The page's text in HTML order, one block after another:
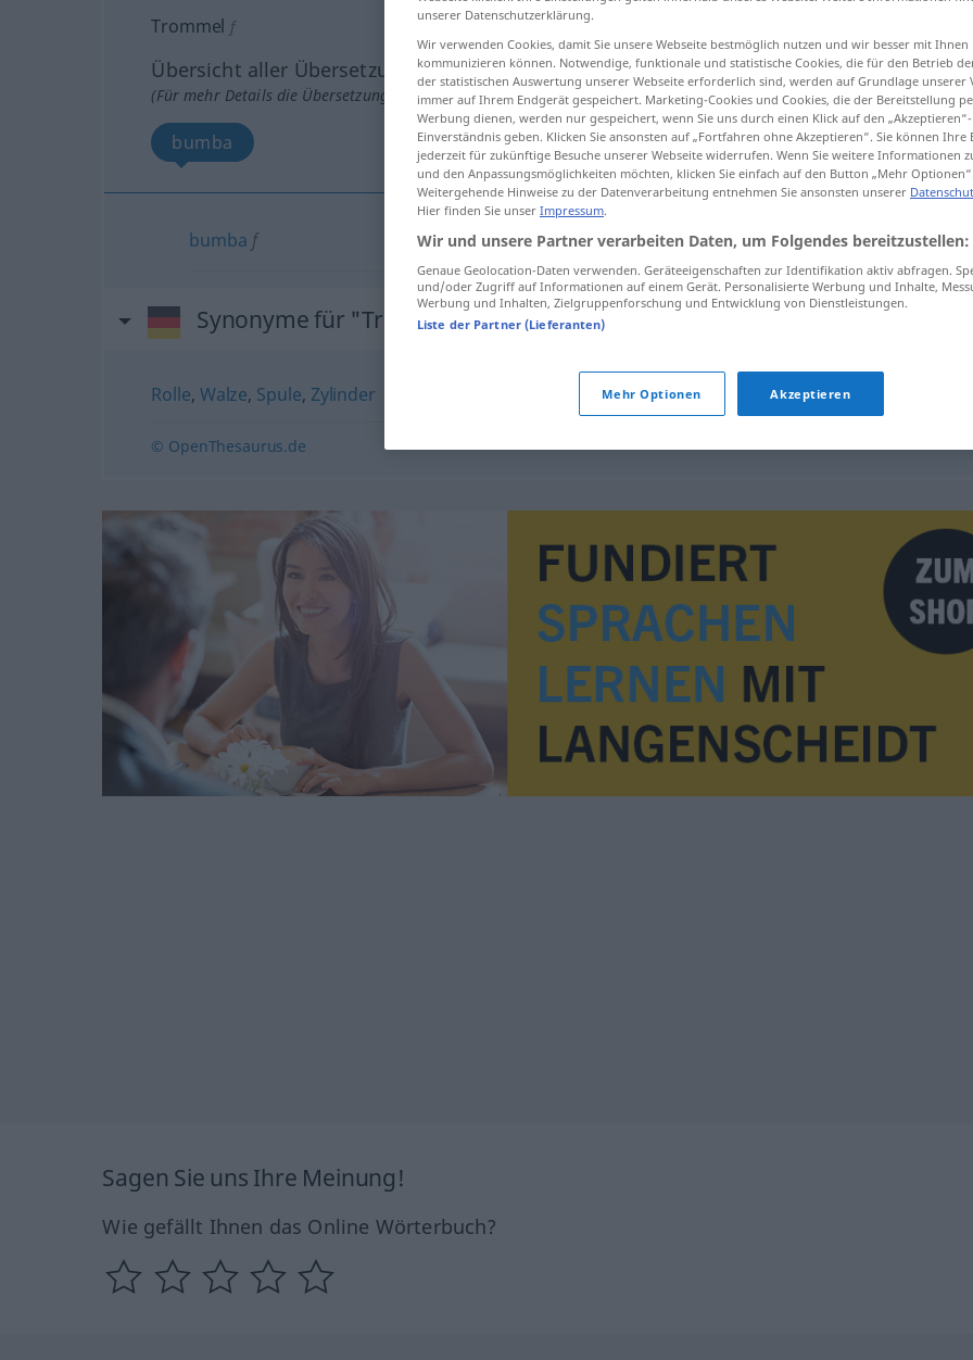
Trommel f
Übersicht aller Übersetzungen
(Für mehr Details die Übersetzung anklicken/antippen)
bumba
bumba f Trommel
Synonyme für "Trommel"
Rolle, Walze, Spule, Zylinder
© OpenThesaurus.de
Sagen Sie uns Ihre Meinung!
Wie gefällt Ihnen das Online Wörterbuch?
unserer Datenschutzerklärung.
Wir verwenden Cookies, damit Sie unsere Webseite bestmöglich nutzen und wir besser mit Ihnen
kommunizieren können. Notwendige, funktionale und statistische Cookies, die für den Betrieb
der statistischen Auswertung unserer Webseite erforderlich sind, werden auf Grundlage unserer
immer auf Ihrem Endgerät gespeichert. Marketing-Cookies und Cookies, die der Bereitstellung
Werbung dienen, werden nur gespeichert, wenn Sie uns durch einen Klick auf den
Einverständnis geben. Klicken Sie ansonsten auf „Fortfahren ohne Akzeptieren“. Sie können
jederzeit für zukünftige Besuche unserer Webseite widerrufen. Wenn Sie weitere Informationen
und den Anpassungsmöglichkeiten möchten, klicken Sie einfach auf den Button „Mehr
Weitergehende Hinweise zu der Datenverarbeitung entnehmen Sie ansonsten unserer
Hier finden Sie unser Impressum.
Wir und unsere Partner verarbeiten Daten, um Folgendes bereitzustellen:
Genaue Geolocation-Daten verwenden. Geräteeigenschaften zur Identifikation aktiv abfragen.
und/oder Zugriff auf Informationen auf einem Gerät. Personalisierte Werbung und Inhalte,
Werbung und Inhalten, Zielgruppenforschung und Entwicklung von Dienstleistungen.
Liste der Partner (Lieferanten)
Mehr Optionen Akzeptieren